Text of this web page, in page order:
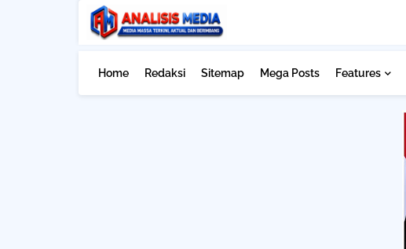
Home Redaksi Sitemap Mega Posts Features